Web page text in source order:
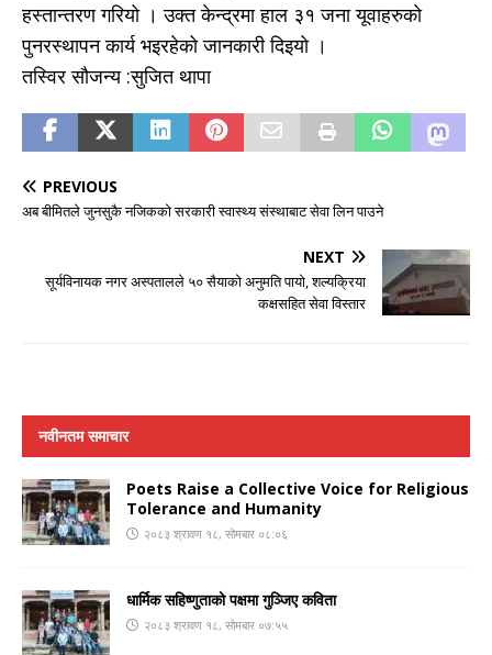
हस्तान्तरण गरियो । उक्त केन्द्रमा हाल ३१ जना यूवाहरुको
पुनरस्थापन कार्य भइरहेको जानकारी दिइयो ।
तस्विर सौजन्य :सुजित थापा
PREVIOUS
अब बीमितले जुनसुकै नजिकको सरकारी स्वास्थ्य संस्थाबाट सेवा लिन पाउने
NEXT
सूर्यविनायक नगर अस्पतालले ५० सैयाको अनुमति पायो, शल्यक्रिया
कक्षसहित सेवा विस्तार
नवीनतम समाचार
Poets Raise a Collective Voice for Religious
Tolerance and Humanity
२०८३ श्रावण १८, सोमबार ०८:०६
धार्मिक सहिष्णुताको पक्षमा गुञ्जिए कविता
२०८३ श्रावण १८, सोमबार ०७:५५